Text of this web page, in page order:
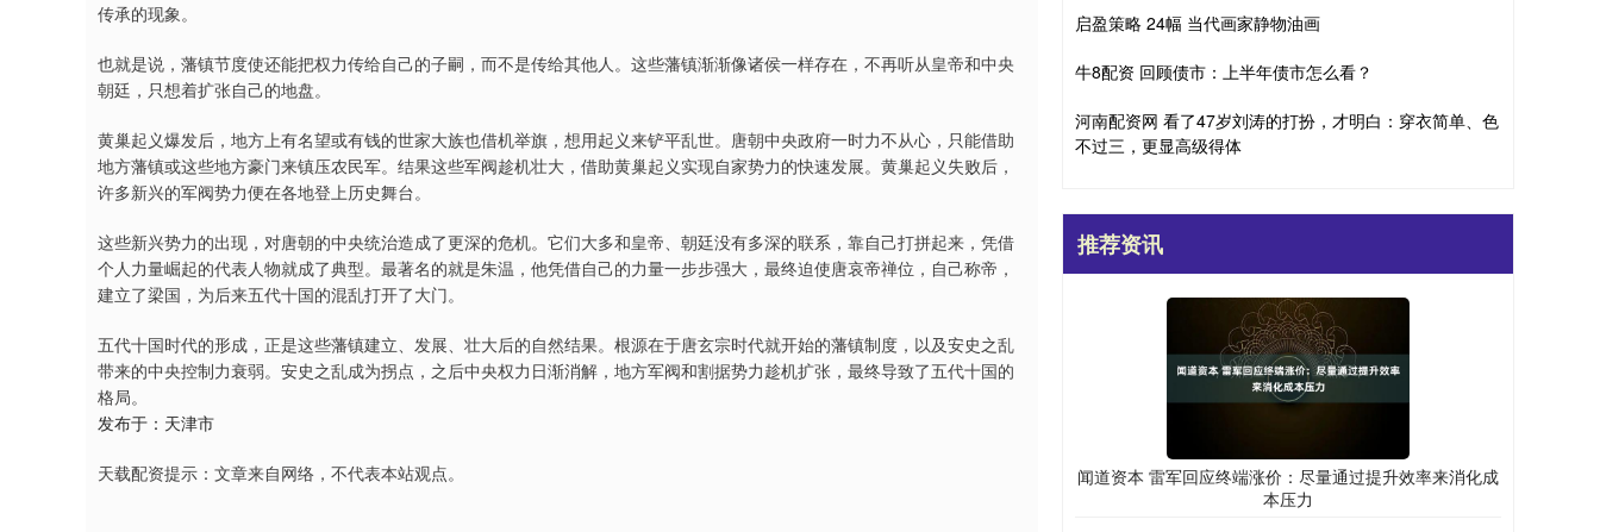
传承的现象。
也就是说，藩镇节度使还能把权力传给自己的子嗣，而不是传给其他人。这些藩镇渐渐像诸侯一样存在，不再听从皇帝和中央
朝廷，只想着扩张自己的地盘。
黄巢起义爆发后，地方上有名望或有钱的世家大族也借机举旗，想用起义来铲平乱世。唐朝中央政府一时力不从心，只能借助
地方藩镇或这些地方豪门来镇压农民军。结果这些军阀趁机壮大，借助黄巢起义实现自家势力的快速发展。黄巢起义失败后，
许多新兴的军阀势力便在各地登上历史舞台。
这些新兴势力的出现，对唐朝的中央统治造成了更深的危机。它们大多和皇帝、朝廷没有多深的联系，靠自己打拼起来，凭借
个人力量崛起的代表人物就成了典型。最著名的就是朱温，他凭借自己的力量一步步强大，最终迫使唐哀帝禅位，自己称帝，
建立了梁国，为后来五代十国的混乱打开了大门。
五代十国时代的形成，正是这些藩镇建立、发展、壮大后的自然结果。根源在于唐玄宗时代就开始的藩镇制度，以及安史之乱
带来的中央控制力衰弱。安史之乱成为拐点，之后中央权力日渐消解，地方军阀和割据势力趁机扩张，最终导致了五代十国的
格局。
发布于：天津市
天载配资提示：文章来自网络，不代表本站观点。
启盈策略 24幅 当代画家静物油画
牛8配资 回顾债市：上半年债市怎么看？
河南配资网 看了47岁刘涛的打扮，才明白：穿衣简单、色
不过三，更显高级得体
推荐资讯
闻道资本 雷军回应终端涨价：尽量通过提升效率来消化成
本压力